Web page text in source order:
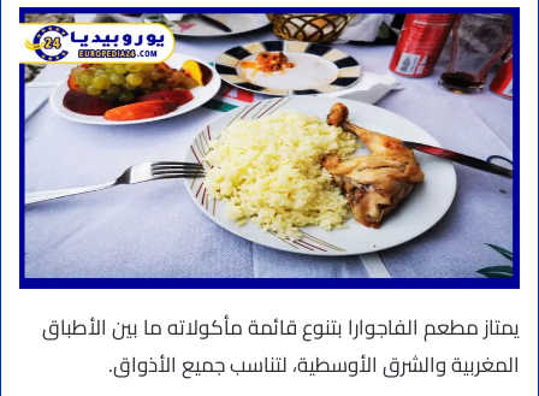
يمتاز مطعم الفاجوارا بتنوع قائمة مأكولاته ما بين الأطباق
المغربية والشرق الأوسطية، لتناسب جميع الأذواق.